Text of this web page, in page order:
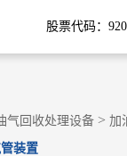
股票代码：
气回收处理设备 >加
装置